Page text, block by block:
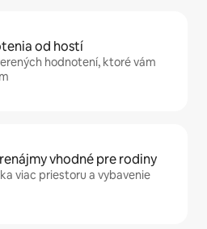
od hostí
hodnotení, ktoré vám
vhodné pre rodiny
viac priestoru a vybavenie